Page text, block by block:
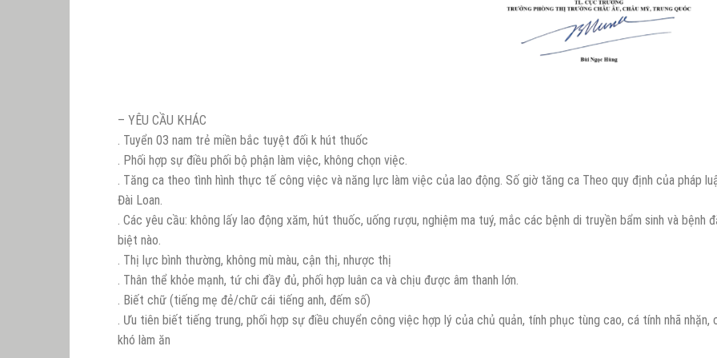
– YÊU CẦU KHÁC
. Tuyển 03 nam trẻ miền bắc tuyệt đối k hút thuốc
. Phối hợp sự điều phối bộ phận làm việc, không chọn việc.
. Tăng ca theo tình hình thực tế công việc và năng lực làm việc của lao động. Số giờ tăng ca Theo quy định của pháp
Đài Loan.
. Các yêu cầu: không lấy lao động xăm, hút thuốc, uống rượu, nghiệm ma tuý, mắc các bệnh di truyền bẩm sinh và bệnh
biệt nào.
. Thị lực bình thường, không mù màu, cận thị, nhược thị
. Thân thể khỏe mạnh, tứ chi đầy đủ, phối hợp luân ca và chịu được âm thanh lớn.
. Biết chữ (tiếng mẹ đẻ/chữ cái tiếng anh, đếm số)
. Ưu tiên biết tiếng trung, phối hợp sự điều chuyển công việc hợp lý của chủ quản, tính phục tùng cao, cá tính nhã nhặn,
khó làm ăn